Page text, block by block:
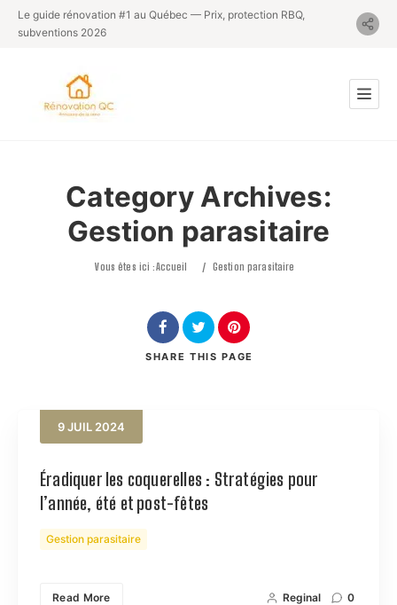
Le guide rénovation #1 au Québec — Prix, protection RBQ,
subventions 2026
Category Archives:
Gestion parasitaire
Vous êtes ici :Accueil / Gestion parasitaire
SHARE THIS PAGE
9JUIL 2024
Éradiquer les coquerelles : Stratégies pour
l’année, été et post-fêtes
Gestion parasitaire
Read More Reginal 0